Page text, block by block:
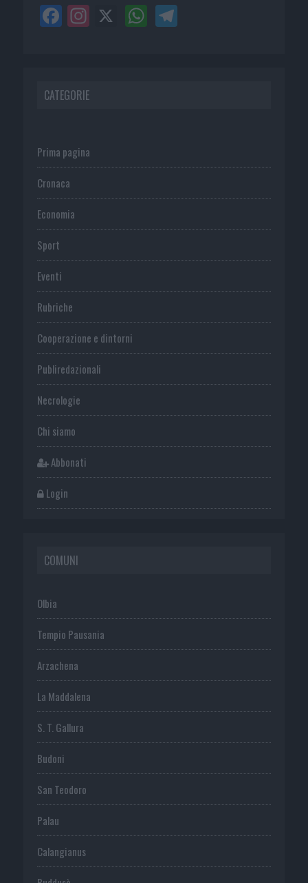
CATEGORIE
Prima pagina
Cronaca
Economia
Sport
Eventi
Rubriche
Cooperazione e dintorni
Publiredazionali
Necrologie
Chi siamo
Abbonati
Login
COMUNI
Olbia
Tempio Pausania
Arzachena
La Maddalena
S. T. Gallura
Budoni
San Teodoro
Palau
Calangianus